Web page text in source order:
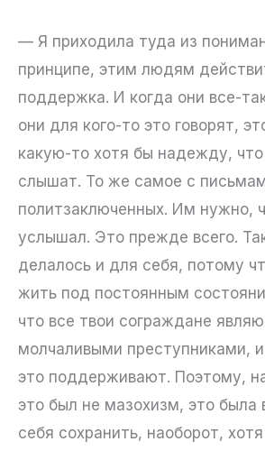
— Я приходила туда из
принципе, этим людям
поддержка. И когда они все-
они для кого-то это говорят,
какую-то хотя бы надежду,
слышат. То же самое с
политзаключенных. Им нужно,
услышал. Это прежде всего.
делалось и для себя, потому
жить под постоянным
что все твои сограждане
молчаливыми преступниками,
это поддерживают. Поэтому,
это был не мазохизм, это была
себя сохранить, наоборот,